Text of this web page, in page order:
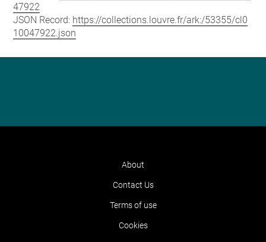
47922
JSON Record: https://collections.louvre.fr/ark:/53355/cl0
10047922.json
About
Contact Us
Terms of use
Cookies